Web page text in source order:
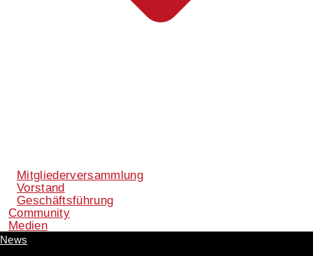
Mitgliederversammlung
Vorstand
Geschäftsführung
Community
Medien
News